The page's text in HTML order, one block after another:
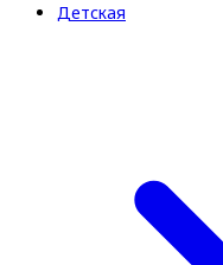
Детская